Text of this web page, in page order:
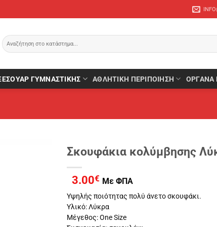
Αναζήτηση
για:
ΓΥΜΝΑΣΤΙΚΉΣ ΑΘΛΗΤΙΚΉ ΠΕΡΙΠΟΊΗΣΗ ΌΡΓΑΝΑ
Σκουφάκια κολύμβησης
3.00€ Με ΦΠΑ
Υψηλής ποιότητας πολύ άνετο σκουφάκι.
Υλικό: Λύκρα
Μέγεθος: One Size